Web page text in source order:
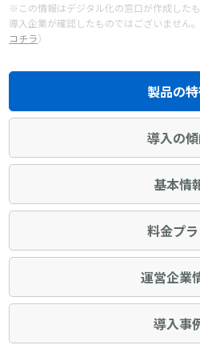
※この情報はデジタル化の窓口が作成した
導入企業が確認したものではございません
コチラ）
製品の
導入の
基本情
料金プ
運営企業
導入事